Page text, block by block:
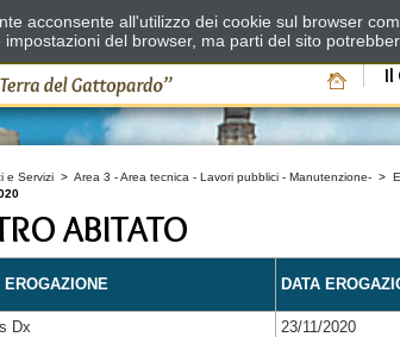
Il
e Servizi > Area 3 - Area tecnica - Lavori pubblici - Manutenzione- >
ABITATO
EROGAZIONE DATA
Dx
23/11/2020
acconsente all'utilizzo dei cookie sul browser
del browser, ma parti del sito